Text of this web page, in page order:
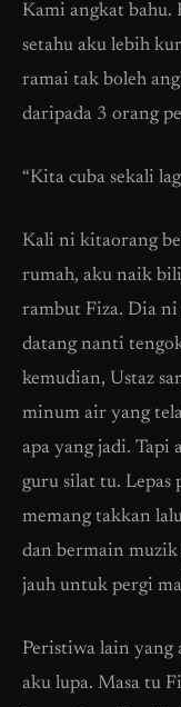
Kami angkat bahu.
setahu aku lebih
ramai tak boleh
daripada 3 orang
“Kita cuba sekali
Kali ni kitaorang
rumah, aku naik
rambut Fiza. Dia ni
datang nanti
kemudian, Ustaz
minum air yang
apa yang jadi. Tapi
guru silat tu. Lepas
memang takkan
dan bermain muzik
jauh untuk pergi
Peristiwa lain yang
aku lupa. Masa tu